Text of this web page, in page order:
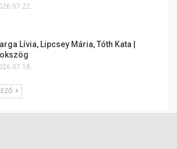
Lívia, Lipcsey Mária, Tóth Kata |